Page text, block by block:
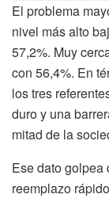
El problema
nivel más alto
57,2%. Muy
con 56,4%. En
los tres
duro y una
mitad de la
Ese dato golpea
reemplazo